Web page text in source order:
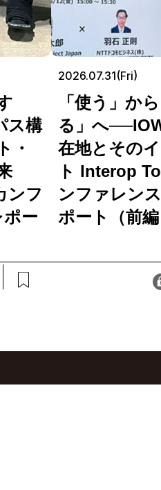
ス構
・
ンフ
ポー
2026.07.31(Fri)
「使う」か
る」へ
在地とその
ト Interop
ンファレン
ポート（前編